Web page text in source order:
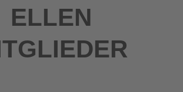
ELLEN